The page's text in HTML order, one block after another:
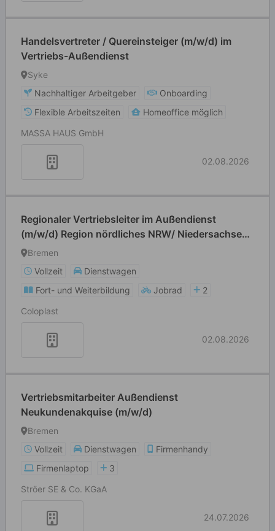
Handelsvertreter / Quereinsteiger (m/w/d) im
Vertriebs-Außendienst
Syke
Nachhaltiger Arbeitgeber
Onboarding
Flexible Arbeitszeiten
Homeoffice möglich
MASSA HAUS GmbH
02.08.2026
Regionaler Vertriebsleiter im Außendienst
(m/w/d) Region nördliches NRW/ Niedersachsen/
Bremen
Bremen
Vollzeit
Dienstwagen
Fort- und Weiterbildung
Jobrad
2
Coloplast
02.08.2026
Vertriebsmitarbeiter Außendienst
Neukundenakquise (m/w/d)
Bremen
Vollzeit
Dienstwagen
Firmenhandy
Firmenlaptop
3
Ströer SE & Co. KGaA
24.07.2026